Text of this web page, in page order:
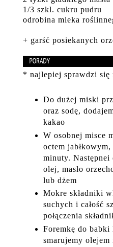
1/3 szkl. cukru pudru
odrobina mleka
+ garść posiekanych
* najlepiej sprawdzi się
Do dużej miski
oraz sodę,
kakao
W osobnej misce
octem
minuty. Następnei
olej, masło
lub dżem
Mokre składniki
suchych i całość
połączenia
Foremkę do babki
smarujemy